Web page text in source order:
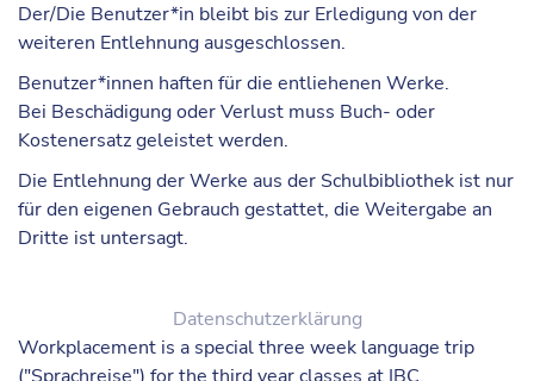
Der/Die Benutzer*in bleibt bis zur Erledigung von der
weiteren Entlehnung ausgeschlossen.
Benutzer*innen haften für die entliehenen Werke.
Bei Beschädigung oder Verlust muss Buch- oder
Kostenersatz geleistet werden.
Die Entlehnung der Werke aus der Schulbibliothek ist nur
für den eigenen Gebrauch gestattet, die Weitergabe an
Dritte ist untersagt.
Datenschutzerklärung
Workplacement is a special three week language trip